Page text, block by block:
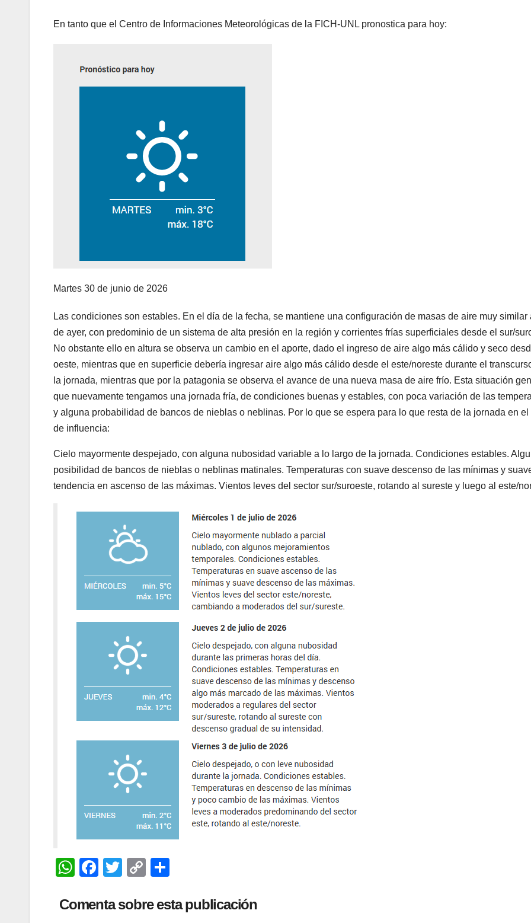
En tanto que el Centro de Informaciones Meteorológicas de la FICH-UNL pronostica para hoy:
Martes 30 de junio de 2026
Las condiciones son estables. En el día de la fecha, se mantiene una configuración de masas de aire muy similar
de ayer, con predominio de un sistema de alta presión en la región y corrientes frías superficiales desde el sur/
No obstante ello en altura se observa un cambio en el aporte, dado el ingreso de aire algo más cálido y seco
oeste, mientras que en superficie debería ingresar aire algo más cálido desde el este/noreste durante el
la jornada, mientras que por la patagonia se observa el avance de una nueva masa de aire frío. Esta situación
que nuevamente tengamos una jornada fría, de condiciones buenas y estables, con poca variación de las
y alguna probabilidad de bancos de nieblas o neblinas. Por lo que se espera para lo que resta de la jornada en el
de influencia:
Cielo mayormente despejado, con alguna nubosidad variable a lo largo de la jornada. Condiciones estables.
posibilidad de bancos de nieblas o neblinas matinales. Temperaturas con suave descenso de las mínimas y
tendencia en ascenso de las máximas. Vientos leves del sector sur/suroeste, rotando al sureste y luego al este/
W
at
F
c
T
tt
C
p
m
Comenta sobre esta publicación